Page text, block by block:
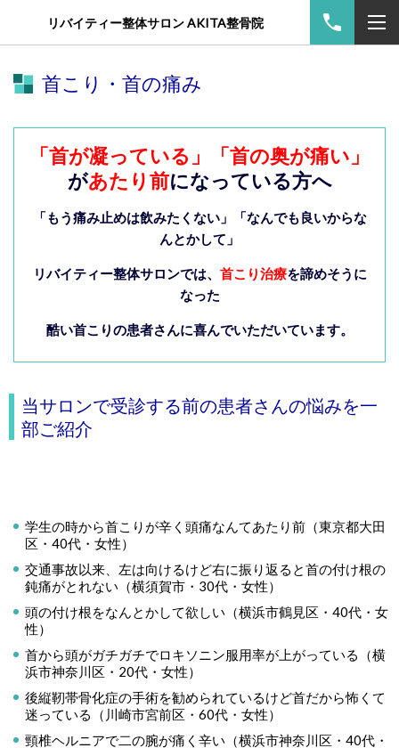
リバイティー整体サロン AKITA整骨院
首こり・首の痛み
「首が凝っている」「首の奥が痛い」
があたり前になっている方へ
「もう痛み止めは飲みたくない」「なんでも良いからな
んとかして」
リバイティー整体サロンでは、 首こり治療を諦めそうに
なった
酷い首こりの患者さんに喜んでいただいています。
当サロンで受診する前の患者さんの悩みを一
部ご紹介
学生の時から首こりが辛く頭痛なんてあたり前 （東京都大田
区・40代・女性）
交通事故以来、左は向けるけど右に振り返ると首の付け根の
鈍痛がとれない （横須賀市・30代・女性）
頭の付け根をなんとかして欲しい （横浜市鶴見区・40代・女
性）
首から頭がガチガチでロキソニン服用率が上がっている
（横
浜市神奈川区・20代・女性）
後縦靭帯骨化症の手術を勧められているけど首だから怖くて
迷っている
（川崎市宮前区・60代・女性）
頸椎ヘルニアで二の腕が痛く辛い （横浜市神奈川区・40代・